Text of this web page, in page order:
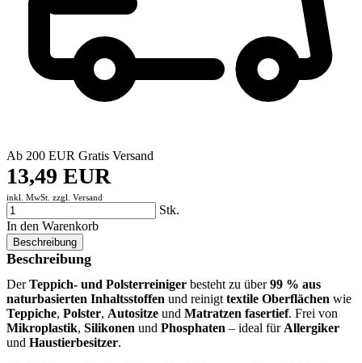
Ab 200 EUR Gratis Versand
13,49 EUR
inkl. MwSt. zzgl. Versand
Stk.
In den Warenkorb
Beschreibung
Beschreibung
DerTeppich- und Polsterreiniger besteht zu über99 % aus
naturbasierten Inhaltsstoffen und reinigt textile Oberflächen wie
Teppiche, Polster, Autositze und Matratzen fasertief. Frei von
Mikroplastik, Silikonen und Phosphaten – ideal für Allergiker
und Haustierbesitzer.